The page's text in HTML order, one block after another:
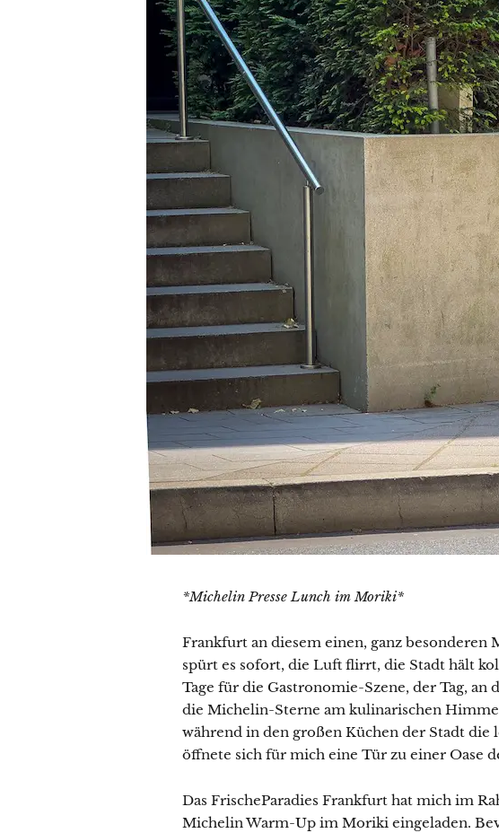
*Michelin Presse Lunch im Moriki*
Frankfurt an diesem einen, ganz besonderen
spürt es sofort, die Luft flirrt, die Stadt hält
Tage für die Gastronomie-Szene, der Tag,
die Michelin-Sterne am kulinarischen
während in den großen Küchen der Stadt die
öffnete sich für mich eine Tür zu einer Oase
Das FrischeParadies Frankfurt hat mich im
Michelin Warm-Up im Moriki eingeladen.